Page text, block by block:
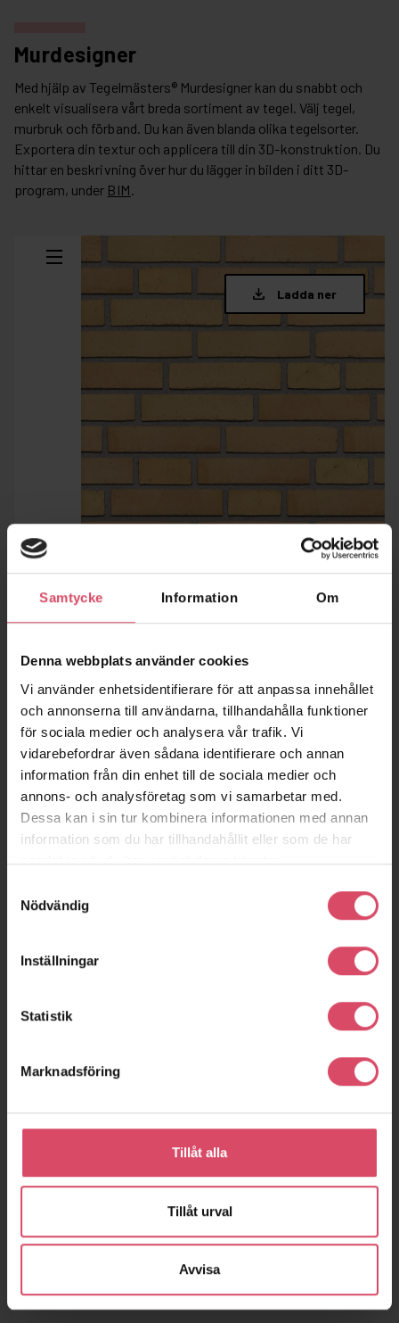
Samtycke Information Om
Denna webbplats använder cookies
Vi använder enhetsidentifierare för att anpassa innehållet
och annonserna till användarna, tillhandahålla funktioner
för sociala medier och analysera vår trafik. Vi
vidarebefordrar även sådana identifierare och annan
information från din enhet till de sociala medier och
annons- och analysföretag som vi samarbetar med.
Dessa kan i sin tur kombinera informationen med annan
information som du har tillhandahållit eller som de har
samlat in när du har använt deras tjänster.
Nödvändig
Inställningar
Statistik
Marknadsföring
Tillåt alla
Tillåt urval
Avvisa
Murdesigner
Med hjälp av Tegelmästers® Murdesigner kan du snabbt och
enkelt visualisera vårt breda sortiment av tegel. Välj tegel,
murbruk och förband. Du kan även blanda olika tegelsorter.
Exportera din textur och applicera till din 3D-konstruktion. Du
hittar en beskrivning över hur du lägger in bilden i ditt 3D-
program, under BIM